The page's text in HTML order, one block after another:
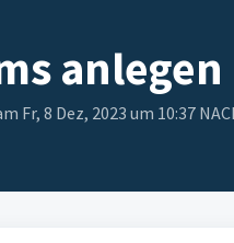
Fr, 8 Dez, 2023 um 10:37